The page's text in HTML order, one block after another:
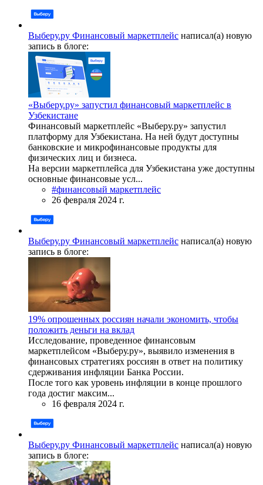
Выберу.ру Финансовый маркетплейс написал(а) новую
запись в блоге:
«Выберу.ру» запустил финансовый маркетплейс в
Узбекистане
Финансовый маркетплейс «Выберу.ру» запустил
платформу для Узбекистана. На ней будут доступны
банковские и микрофинансовые продукты для
физических лиц и бизнеса.
На версии маркетплейса для Узбекистана уже доступны
основные финансовые усл...
#финансовый маркетплейс
26 февраля 2024 г.
Выберу.ру Финансовый маркетплейс написал(а) новую
запись в блоге:
19% опрошенных россиян начали экономить, чтобы
положить деньги на вклад
Исследование, проведенное финансовым
маркетплейсом «Выберу.ру», выявило изменения в
финансовых стратегиях россиян в ответ на политику
сдерживания инфляции Банка России.
После того как уровень инфляции в конце прошлого
года достиг максим...
16 февраля 2024 г.
Выберу.ру Финансовый маркетплейс написал(а) новую
запись в блоге: